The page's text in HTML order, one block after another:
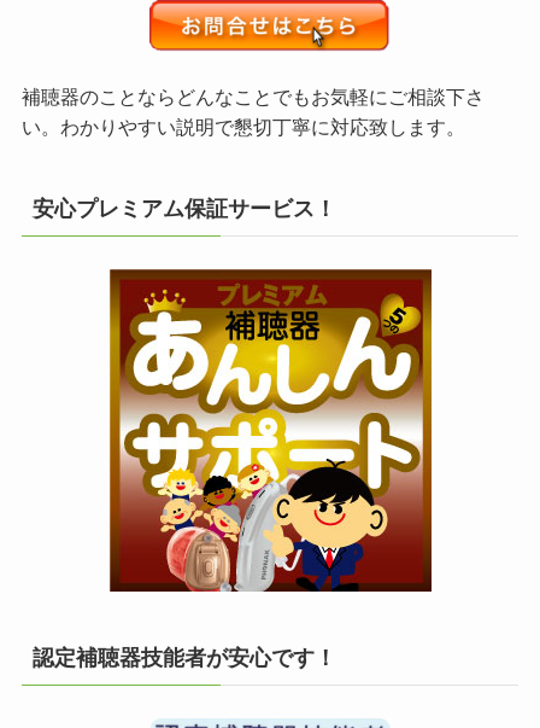
補聴器のことならどんなことでもお気軽にご相談下さ
い。わかりやすい説明で懇切丁寧に対応致します。
安心プレミアム保証サービス！
認定補聴器技能者が安心です！